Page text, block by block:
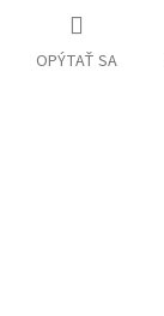
OPÝTAŤ SA